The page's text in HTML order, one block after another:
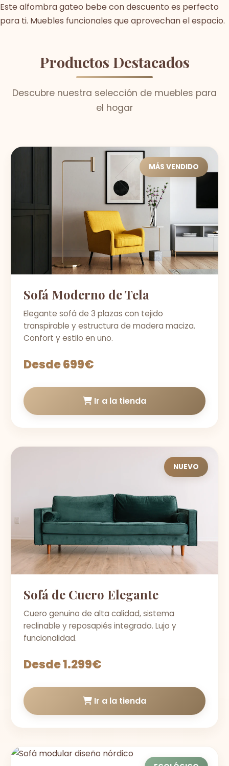
Este alfombra gateo bebe con descuento es perfecto
para ti. Muebles funcionales que aprovechan el espacio.
Productos Destacados
Descubre nuestra selección de muebles para
el hogar
MÁS VENDIDO
Sofá Moderno de Tela
Elegante sofá de 3 plazas con tejido
transpirable y estructura de madera maciza.
Confort y estilo en uno.
Desde 699€
Ir a la tienda
NUEVO
Sofá de Cuero Elegante
Cuero genuino de alta calidad, sistema
reclinable y reposapiés integrado. Lujo y
funcionalidad.
Desde 1.299€
Ir a la tienda